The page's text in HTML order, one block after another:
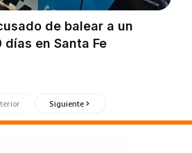
de balear a un
en Santa Fe
Siguiente